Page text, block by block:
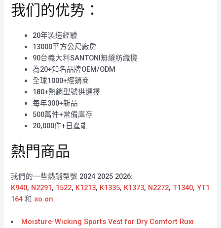
我们的优势：
20年製造經驗
13000平方公尺廠房
90台義大利SANTONI無縫紡織機
為20+知名品牌OEM/ODM
全球1000+經銷商
180+熱銷型號供選擇
每年300+新品
500萬件+常備庫存
20,000件+日產能
熱門商品
我們的一些熱銷型號 2024 2025 2026:
K940, N2291, 1522, K1213, K1335, K1373, N2272,T1340,YT1
164 和 so on.
Moisture-Wicking Sports Vest for Dry Comfort Ruxi